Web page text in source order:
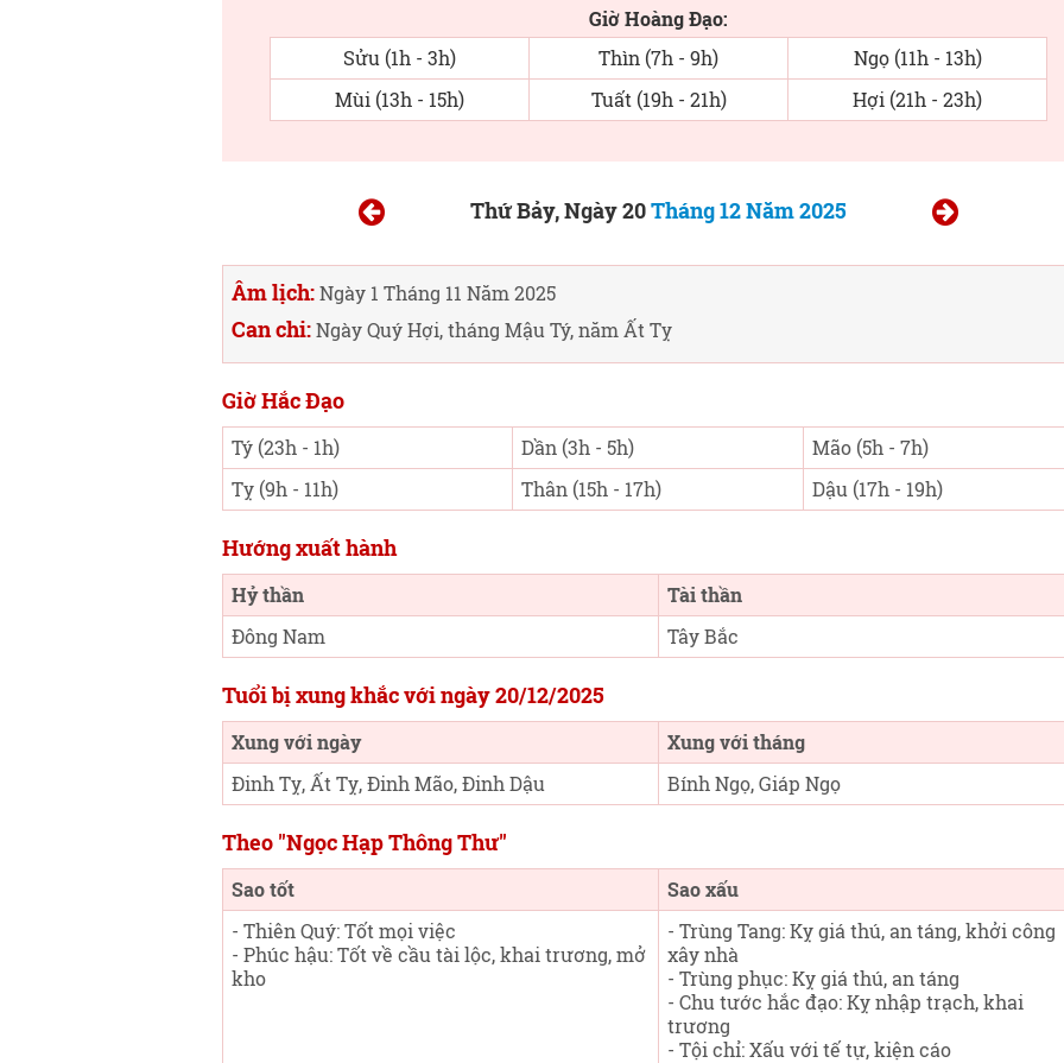
Giờ Hoàng Đạo:
Sửu (1h - 3h)
Thìn (7h - 9h)
Ngọ (11h - 13h)
Mùi (13h - 15h)
Tuất (19h - 21h) Hợi (21h - 23h)
Thứ Bảy, Ngày 20Tháng 12 Năm 2025
Âm lịch:Ngày 1 Tháng 11 Năm 2025
Can chi:Ngày Quý Hợi, tháng Mậu Tý, năm Ất Tỵ
Giờ Hắc Đạo
Tý (23h - 1h) Dần (3h - 5h)
Mão (5h - 7h)
Tỵ (9h - 11h)
Thân (15h - 17h) Dậu (17h - 19h)
Hướng xuất hành
Hỷ thần
Tài thần
Đông Nam
Tây Bắc
Tuổi bị xung khắc với ngày 20/12/2025
Xung với ngày
Xung với tháng
Đinh Tỵ, Ất Tỵ, Đinh Mão, Đinh Dậu
Bính Ngọ, Giáp Ngọ
Theo "Ngọc Hạp Thông Thư"
Sao tốt
Sao xấu
- Thiên Quý: Tốt mọi việc
- Phúc hậu: Tốt về cầu tài lộc, khai trương, mở
kho
- Trùng Tang: Kỵ giá thú, an táng, khởi công
xây nhà
- Trùng phục: Kỵ giá thú, an táng
- Chu tước hắc đạo: Kỵ nhập trạch, khai
trương
- Tội chỉ: Xấu với tế tự, kiện cáo